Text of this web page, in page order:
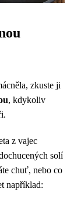
zkuste ji
, kdykoliv
z vajec
solí
chuť, nebo co
například: